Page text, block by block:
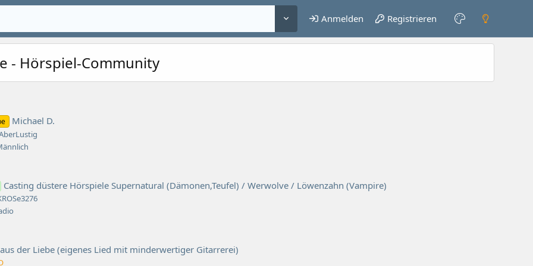
Anmelden Registrieren
- Hörspiel-Community
Michael D.
Casting düstere Hörspiele Supernatural (Dämonen,Teufel) / Werwolve / Löwenzahn (Vampire)
der Liebe (eigenes Lied mit minderwertiger Gitarrerei)